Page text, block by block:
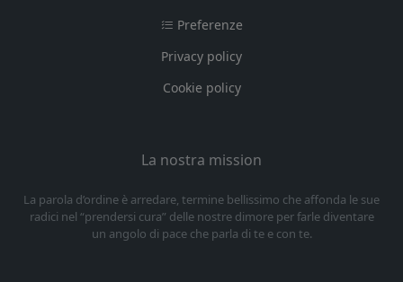
Preferenze
Privacy policy
Cookie policy
La nostra mission
La parola d’ordine è arredare, termine bellissimo che affonda le sue
radici nel “prendersi cura” delle nostre dimore per farle diventare
un angolo di pace che parla di te e con te.